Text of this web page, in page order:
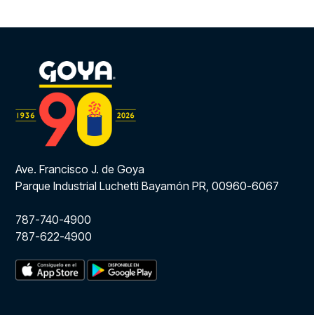
Ave. Francisco J. de Goya
Parque Industrial Luchetti Bayamón PR, 00960-6067
787-740-4900
787-622-4900